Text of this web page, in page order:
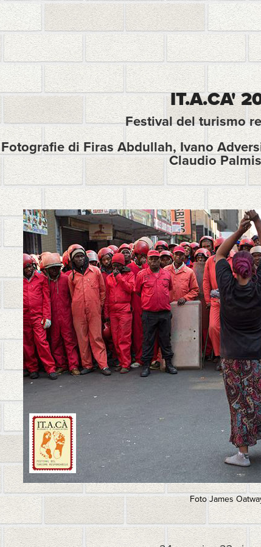
IT.A.CA'
Festival del turismo
Fotografie di Firas Abdullah, Ivano
Claudio
Foto James